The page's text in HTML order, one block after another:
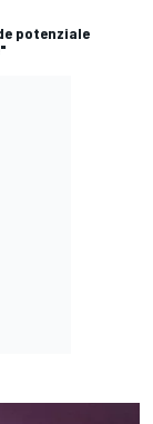
potenziale